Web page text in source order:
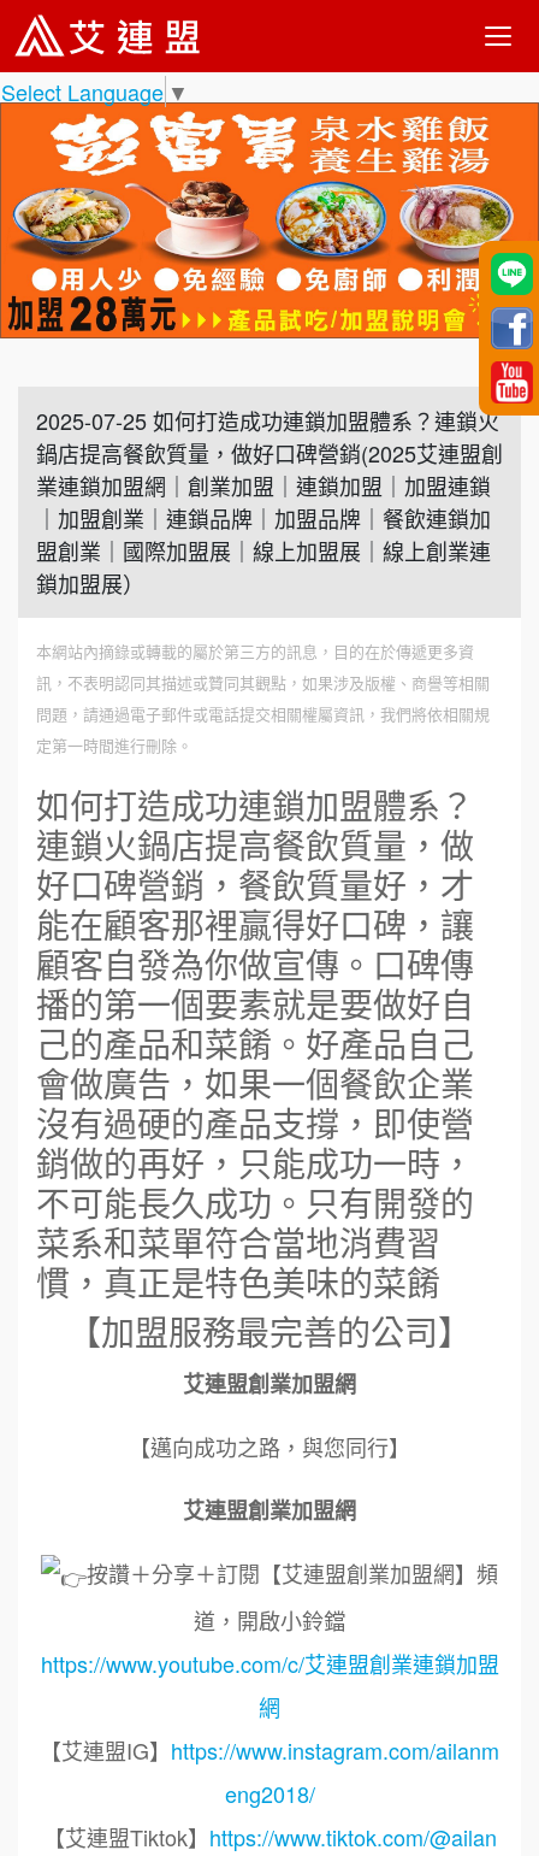
Select Language ▼
2025-07-25 如何打造成功連鎖加盟體系？連鎖火
鍋店提高餐飲質量，做好口碑營銷(2025艾連盟創
業連鎖加盟網｜創業加盟｜連鎖加盟｜加盟連鎖
｜加盟創業｜連鎖品牌｜加盟品牌｜餐飲連鎖加
盟創業｜國際加盟展｜線上加盟展｜線上創業連
鎖加盟展）
本網站內摘錄或轉載的屬於第三方的訊息，目的在於傳遞更多資
訊，不表明認同其描述或贊同其觀點，如果涉及版權、商譽等相關
問題，請通過電子郵件或電話提交相關權屬資訊，我們將依相關規
定第一時間進行刪除。
如何打造成功連鎖加盟體系？
連鎖火鍋店提高餐飲質量，做
好口碑營銷，餐飲質量好，才
能在顧客那裡贏得好口碑，讓
顧客自發為你做宣傳。口碑傳
播的第一個要素就是要做好自
己的產品和菜餚。好產品自己
會做廣告，如果一個餐飲企業
沒有過硬的產品支撐，即使營
銷做的再好，只能成功一時，
不可能長久成功。只有開發的
菜系和菜單符合當地消費習
慣，真正是特色美味的菜餚
【加盟服務最完善的公司】
艾連盟創業加盟網
【邁向成功之路，與您同行】
艾連盟創業加盟網
按讚＋分享＋訂閱【艾連盟創業加盟網】頻
道，開啟小鈴鐺
https://www.youtube.com/c/艾連盟創業連鎖加盟
網
【艾連盟IG】 https://www.instagram.com/ailanm
eng2018/
【艾連盟Tiktok】 https://www.tiktok.com/@ailan